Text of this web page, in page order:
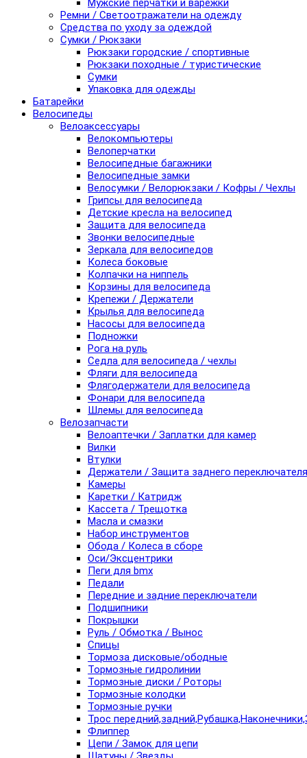
Мужские перчатки и варежки
Ремни / Светоотражатели на одежду
Средства по уходу за одеждой
Сумки / Рюкзаки
Рюкзаки городские / спортивные
Рюкзаки походные / туристические
Сумки
Упаковка для одежды
Батарейки
Велосипеды
Велоаксессуары
Велокомпьютеры
Велоперчатки
Велосипедные багажники
Велосипедные замки
Велосумки / Велорюкзаки / Кофры / Чехлы
Грипсы для велосипеда
Детские кресла на велосипед
Защита для велосипеда
Звонки велосипедные
Зеркала для велосипедов
Колеса боковые
Колпачки на ниппель
Корзины для велосипеда
Крепежи / Держатели
Крылья для велосипеда
Насосы для велосипеда
Подножки
Рога на руль
Седла для велосипеда / чехлы
Фляги для велосипеда
Флягодержатели для велосипеда
Фонари для велосипеда
Шлемы для велосипеда
Велозапчасти
Велоаптечки / Заплатки для камер
Вилки
Втулки
Держатели / Защита заднего переключателя
Камеры
Каретки / Катридж
Кассета / Трещотка
Масла и смазки
Набор инструментов
Обода / Колеса в сборе
Оси/Эксцентрики
Пеги для bmx
Педали
Передние и задние переключатели
Подшипники
Покрышки
Руль / Обмотка / Вынос
Спицы
Тормоза дисковые/ободные
Тормозные гидролинии
Тормозные диски / Роторы
Тормозные колодки
Тормозные ручки
Трос
Флиппер
Цепи / Замок для цепи